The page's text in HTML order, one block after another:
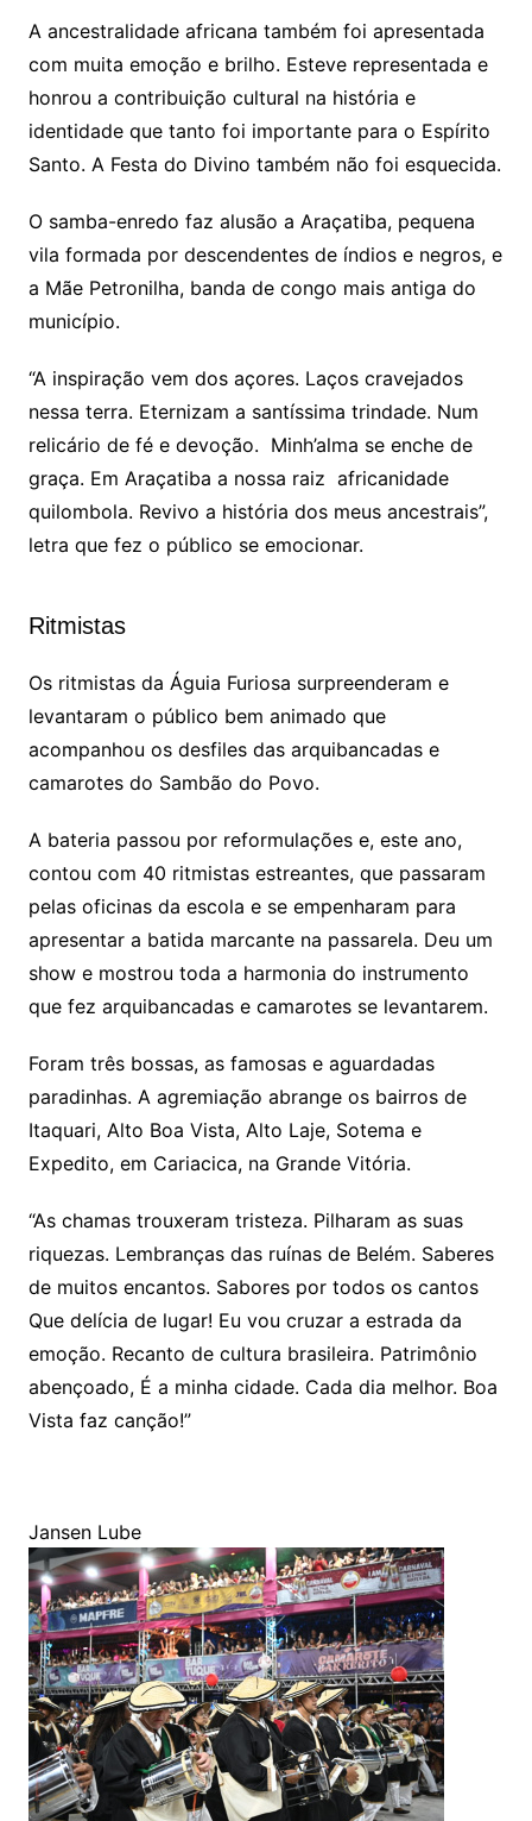
A ancestralidade africana também foi apresentada
com muita emoção e brilho. Esteve representada e
honrou a contribuição cultural na história e
identidade que tanto foi importante para o Espírito
Santo. A Festa do Divino também não foi esquecida.
O samba-enredo faz alusão a Araçatiba, pequena
vila formada por descendentes de índios e negros, e
a Mãe Petronilha, banda de congo mais antiga do
município.
“A inspiração vem dos açores. Laços cravejados
nessa terra. Eternizam a santíssima trindade. Num
relicário de fé e devoção. Minh’alma se enche de
graça. Em Araçatiba a nossa raiz africanidade
quilombola. Revivo a história dos meus ancestrais”,
letra que fez o público se emocionar.
Ritmistas
Os ritmistas da Águia Furiosa surpreenderam e
levantaram o público bem animado que
acompanhou os desfiles das arquibancadas e
camarotes do Sambão do Povo.
A bateria passou por reformulações e, este ano,
contou com 40 ritmistas estreantes, que passaram
pelas oficinas da escola e se empenharam para
apresentar a batida marcante na passarela. Deu um
show e mostrou toda a harmonia do instrumento
que fez arquibancadas e camarotes se levantarem.
Foram três bossas, as famosas e aguardadas
paradinhas. A agremiação abrange os bairros de
Itaquari, Alto Boa Vista, Alto Laje, Sotema e
Expedito, em Cariacica, na Grande Vitória.
“As chamas trouxeram tristeza. Pilharam as suas
riquezas. Lembranças das ruínas de Belém. Saberes
de muitos encantos. Sabores por todos os cantos
Que delícia de lugar! Eu vou cruzar a estrada da
emoção. Recanto de cultura brasileira. Patrimônio
abençoado, É a minha cidade. Cada dia melhor. Boa
Vista faz canção!”
Jansen Lube